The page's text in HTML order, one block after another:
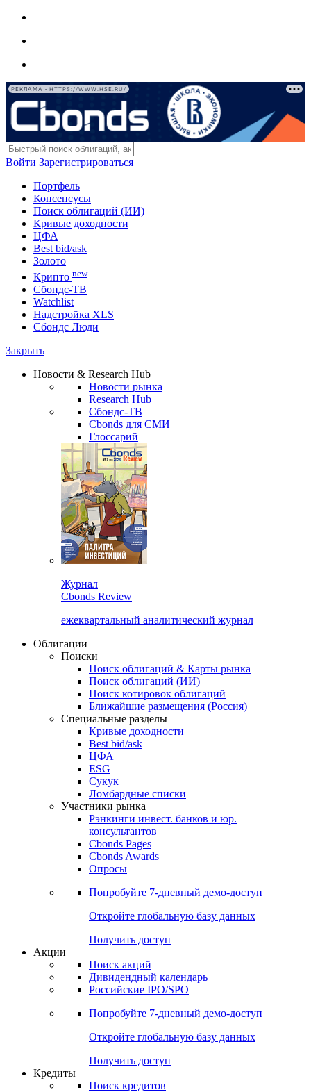
РЕКЛАМА • HTTPS://WWW.HSE.RU/
Войти Зарегистрироваться
Портфель
Консенсусы
Поиск облигаций (ИИ)
Кривые доходности
ЦФА
Best bid/ask
Золото
Крипто new
Сбондс-ТВ
Watchlist
Надстройка XLS
Сбондс Люди
Закрыть
Новости & Research Hub
Новости рынка
Research Hub
Сбондс-ТВ
Cbonds для СМИ
Глоссарий
Журнал
Cbonds Review
ежеквартальный аналитический журнал
Облигации
Поиски
Поиск облигаций & Карты рынка
Поиск облигаций (ИИ)
Поиск котировок облигаций
Ближайшие размещения (Россия)
Специальные разделы
Кривые доходности
Best bid/ask
ЦФА
ESG
Сукук
Ломбардные списки
Участники рынка
Рэнкинги инвест. банков и юр.
консультантов
Cbonds Pages
Cbonds Awards
Опросы
Попробуйте 7-дневный демо-доступ
Откройте глобальную базу данных
Получить доступ
Акции
Поиск акций
Дивидендный календарь
Российские IPO/SPO
Попробуйте 7-дневный демо-доступ
Откройте глобальную базу данных
Получить доступ
Кредиты
Поиск кредитов